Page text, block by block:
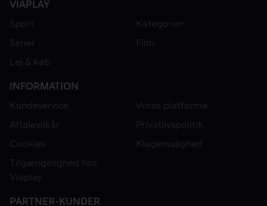
VIAPLAY
Sport
Kategorier
Serier
Film
Lej & køb
INFORMATION
Kundeservice
Vores platforme
Aftalevilkår
Privatlivspolitik
Cookies
Klagemulighed
Tilgængelighed hos
Viaplay
PARTNER-KUNDER